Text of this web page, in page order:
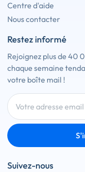
Centre d'aide
Nous contacter
Restez informé
Rejoignez plus de 40
chaque semaine
votre boîte mail !
Suivez-nous